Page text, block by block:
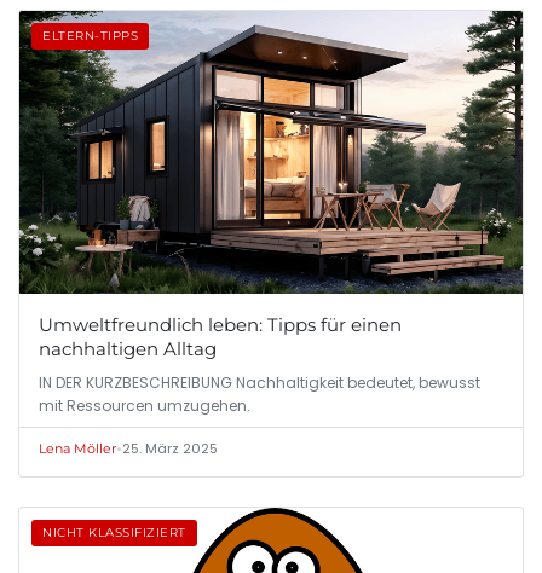
ELTERN-TIPPS
Umweltfreundlich leben: Tipps für einen
nachhaltigen Alltag
IN DER KURZBESCHREIBUNG Nachhaltigkeit bedeutet, bewusst
mit Ressourcen umzugehen.
Lena Möller•25. März 2025
NICHT KLASSIFIZIERT